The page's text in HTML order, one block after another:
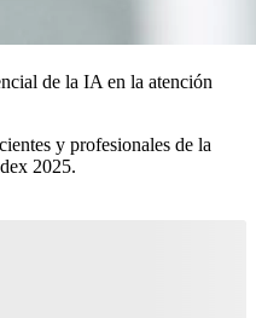
de la IA en la atención
y profesionales de la
2025.​